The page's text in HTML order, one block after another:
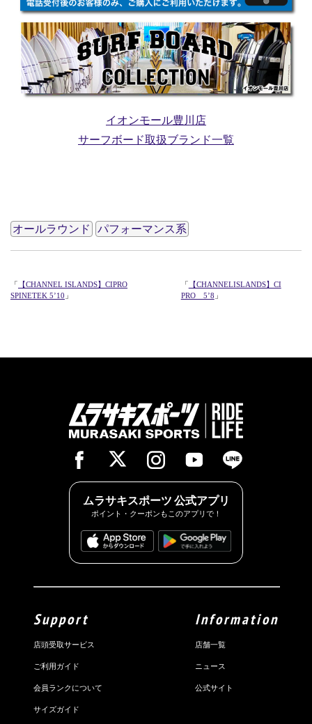
イオンモール豊川店
サーフボード取扱ブランド一覧
オールラウンド パフォーマンス系
「 【CHANNEL ISLANDS】CIPRO
SPINETEK 5’10 」
「 【CHANNELISLANDS】CI
PRO 5’8 」
ムラサキスポーツ 公式アプリ
ポイント・クーポンもこのアプリで！
Support
店頭受取サービス
ご利用ガイド
会員ランクについて
サイズガイド
Information
店舗一覧
ニュース
公式サイト